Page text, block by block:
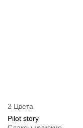
2 Цвета
Pilot story